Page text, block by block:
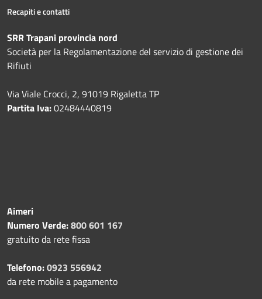
Recapiti e contatti
SRR Trapani provincia nord
Società per la Regolamentazione del servizio di gestione dei
Rifiuti
Via Viale Crocci, 2, 91019 Rigaletta TP
Partita Iva:02484440819
Aimeri
Numero Verde:800 601 167
gratuito da rete fissa
Telefono:0923 556942
da rete mobile a pagamento